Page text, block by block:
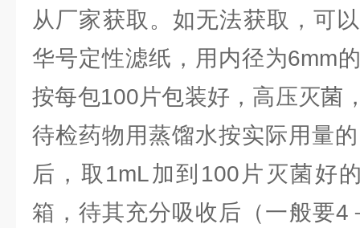
从厂家获取。如无法获取，可
华号定性滤纸，用内径为6mm
按每包100片包装好，高压灭菌
待检药物用蒸馏水按实际用量
后，取1mL加到100片灭菌好
箱，待其充分吸收后（一般要4